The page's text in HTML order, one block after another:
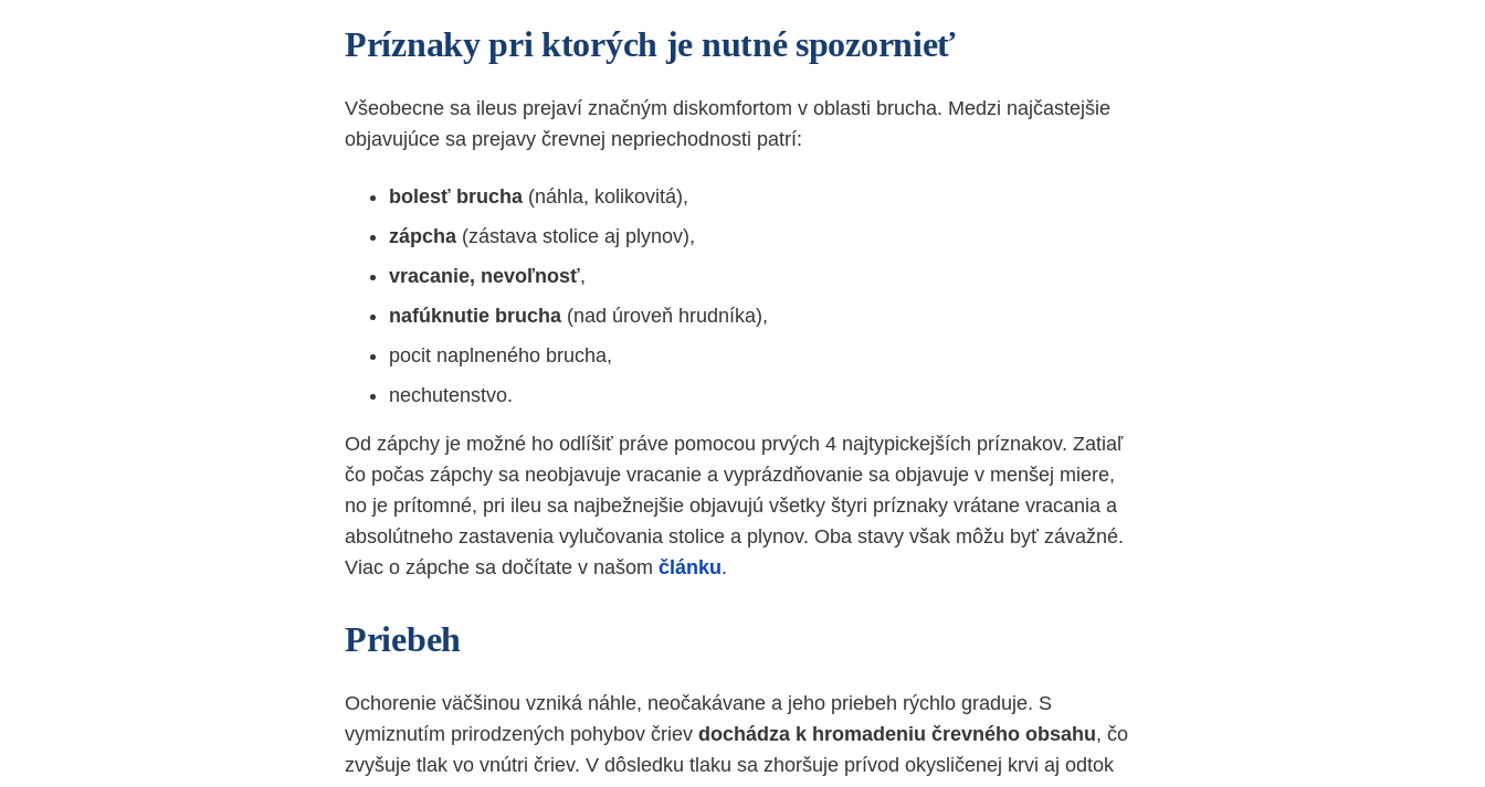
Príznaky pri ktorých je nutné spozornieť
Všeobecne sa ileus prejaví značným diskomfortom v oblasti brucha. Medzi najčastejšie
objavujúce sa prejavy črevnej nepriechodnosti patrí:
bolesť brucha (náhla, kolikovitá),
zápcha (zástava stolice aj plynov),
vracanie, nevoľnosť,
nafúknutie brucha (nad úroveň hrudníka),
pocit naplneného brucha,
nechutenstvo.
Od zápchy je možné ho odlíšiť práve pomocou prvých 4 najtypickejších príznakov. Zatiaľ
čo počas zápchy sa neobjavuje vracanie a vyprázdňovanie sa objavuje v menšej miere,
no je prítomné, pri ileu sa najbežnejšie objavujú všetky štyri príznaky vrátane vracania a
absolútneho zastavenia vylučovania stolice a plynov. Oba stavy však môžu byť závažné.
Viac o zápche sa dočítate v našom článku.
Priebeh
Ochorenie väčšinou vzniká náhle, neočakávane a jeho priebeh rýchlo graduje. S
vymiznutím prirodzených pohybov čriev dochádza k hromadeniu črevného obsahu, čo
zvyšuje tlak vo vnútri čriev. V dôsledku tlaku sa zhoršuje prívod okysličenej krvi aj odtok